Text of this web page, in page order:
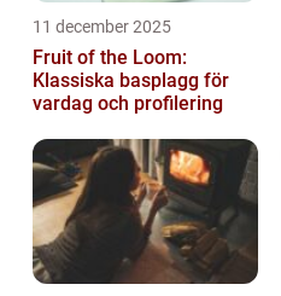
11 december 2025
Fruit of the Loom:
Klassiska basplagg för
vardag och profilering